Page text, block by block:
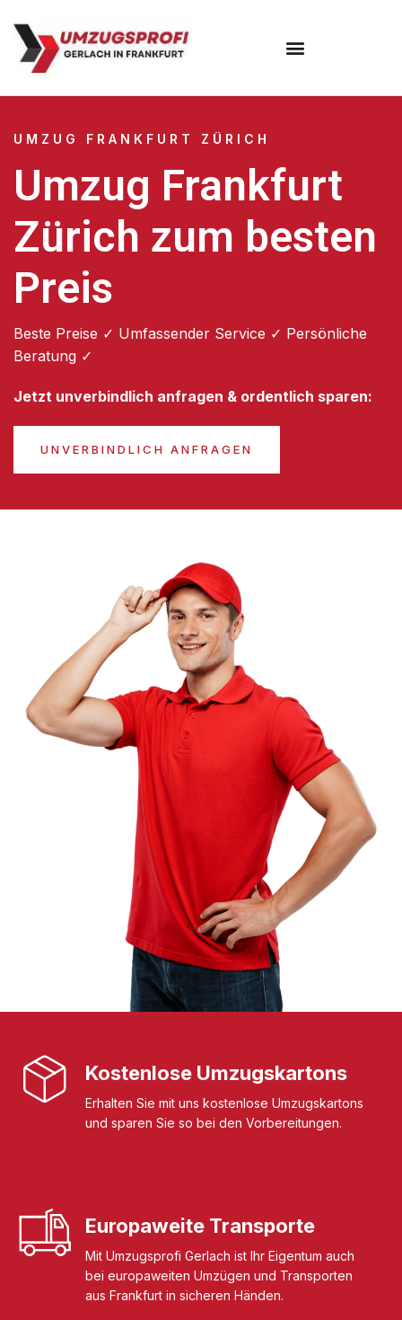
UMZUG FRANKFURT ZÜRICH
Umzug Frankfurt
Zürich zum besten
Preis
Beste Preise ✓ Umfassender Service ✓ Persönliche
Beratung ✓
Jetzt unverbindlich anfragen & ordentlich sparen:
UNVERBINDLICH ANFRAGEN
Kostenlose Umzugskartons
Erhalten Sie mit uns kostenlose Umzugskartons
und sparen Sie so bei den Vorbereitungen.
Europaweite Transporte
Mit Umzugsprofi Gerlach ist Ihr Eigentum auch
bei europaweiten Umzügen und Transporten
aus Frankfurt in sicheren Händen.